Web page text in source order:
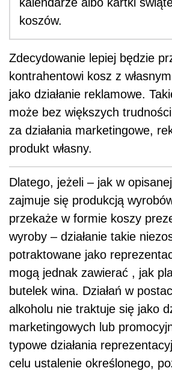
koszów.
Zdecydowanie lepiej będzie
kontrahentowi kosz z
jako działanie reklamowe.
może bez większych
za działania marketingowe,
produkt własny.
Dlatego, jeżeli – jak w
zajmuje się produkcją
przekaże w formie koszy
wyroby – działanie takie
potraktowane jako
mogą jednak zawierać , jak
butelek wina. Działań w
alkoholu nie traktuje się jako
marketingowych lub
typowe działania
celu ustalenie określonego,